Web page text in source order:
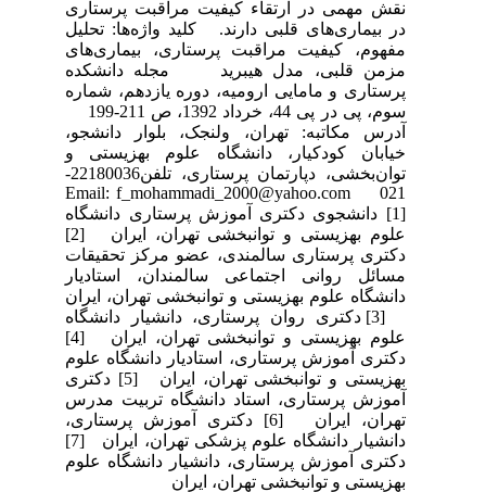
نقش مهمی در ارتقاء کیفیت مراقبت پرستاری
در بیماری‌های قلبی دارند. کلید واژه‌ها: تحلیل
مفهوم، کیفیت مراقبت پرستاری، بیماری‌های
مزمن قلبی، مدل هیبرید مجله دانشکده
پرستاری و مامایی ارومیه، دوره یازدهم، شماره
سوم، پی در پی 44، خرداد 1392، ص 211-199
آدرس مکاتبه: تهران، ولنجک، بلوار دانشجو،
خیابان کودکیار، دانشگاه علوم بهزیستی و
توان‌بخشی، دپارتمان پرستاری، تلفن22180036-
021 Email: f_mohammadi_2000@yahoo.com
[1] دانشجوی دکتری آموزش پرستاری دانشگاه
علوم بهزیستی و توانبخشی تهران، ایران [2]
دکتری پرستاری سالمندی، عضو مرکز تحقیقات
مسائل روانی اجتماعی سالمندان، استادیار
دانشگاه علوم بهزیستی و توانبخشی تهران، ایران
[3] دکتری روان پرستاری، دانشیار دانشگاه
علوم بهزیستی و توانبخشی تهران، ایران [4]
دکتری آموزش پرستاری، استادیار دانشگاه علوم
بهزیستی و توانبخشی تهران، ایران [5] دکتری
آموزش پرستاری، استاد دانشگاه تربیت مدرس
تهران، ایران [6] دکتری آموزش پرستاری،
دانشیار دانشگاه علوم پزشکی تهران، ایران [7]
دکتری آموزش پرستاری، دانشیار دانشگاه علوم
بهزیستی و توانبخشی تهران، ایران